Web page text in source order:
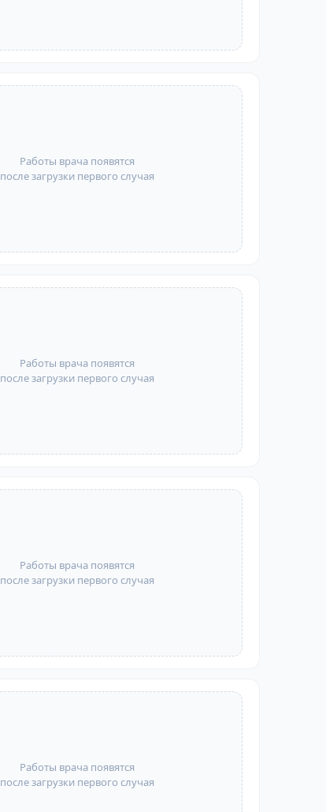
Работы врача появятся
после загрузки первого случая
Работы врача появятся
после загрузки первого случая
Работы врача появятся
после загрузки первого случая
Работы врача появятся
после загрузки первого случая